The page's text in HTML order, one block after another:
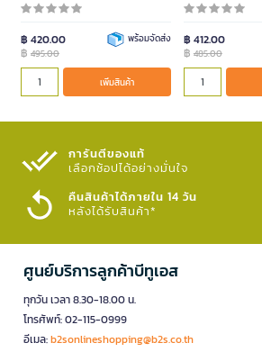
฿ 420.00
฿ 495.00
พร้อมจัดส่ง
เพิ่มสินค้า
฿ 412.00
฿ 485.00
การันตีของแท้
เลือกช้อปได้อย่างมั่นใจ​
คืนสินค้าได้ภายใน 14 วัน
หลังได้รับสินค้า*
ศูนย์บริการลูกค้าบีทูเอส
ทุกวัน เวลา 8.30-18.00 น.
โทรศัพท์: 02-115-0999
อีเมล:b2sonlineshopping@b2s.co.th